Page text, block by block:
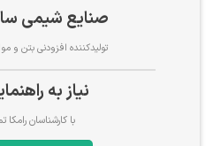
صنایع شیمی
تولیدکننده افزودنی بتن و
نیاز به
با کارشناسان رامکا